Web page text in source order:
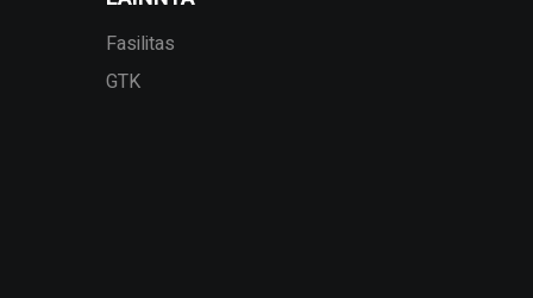
Fasilitas
GTK